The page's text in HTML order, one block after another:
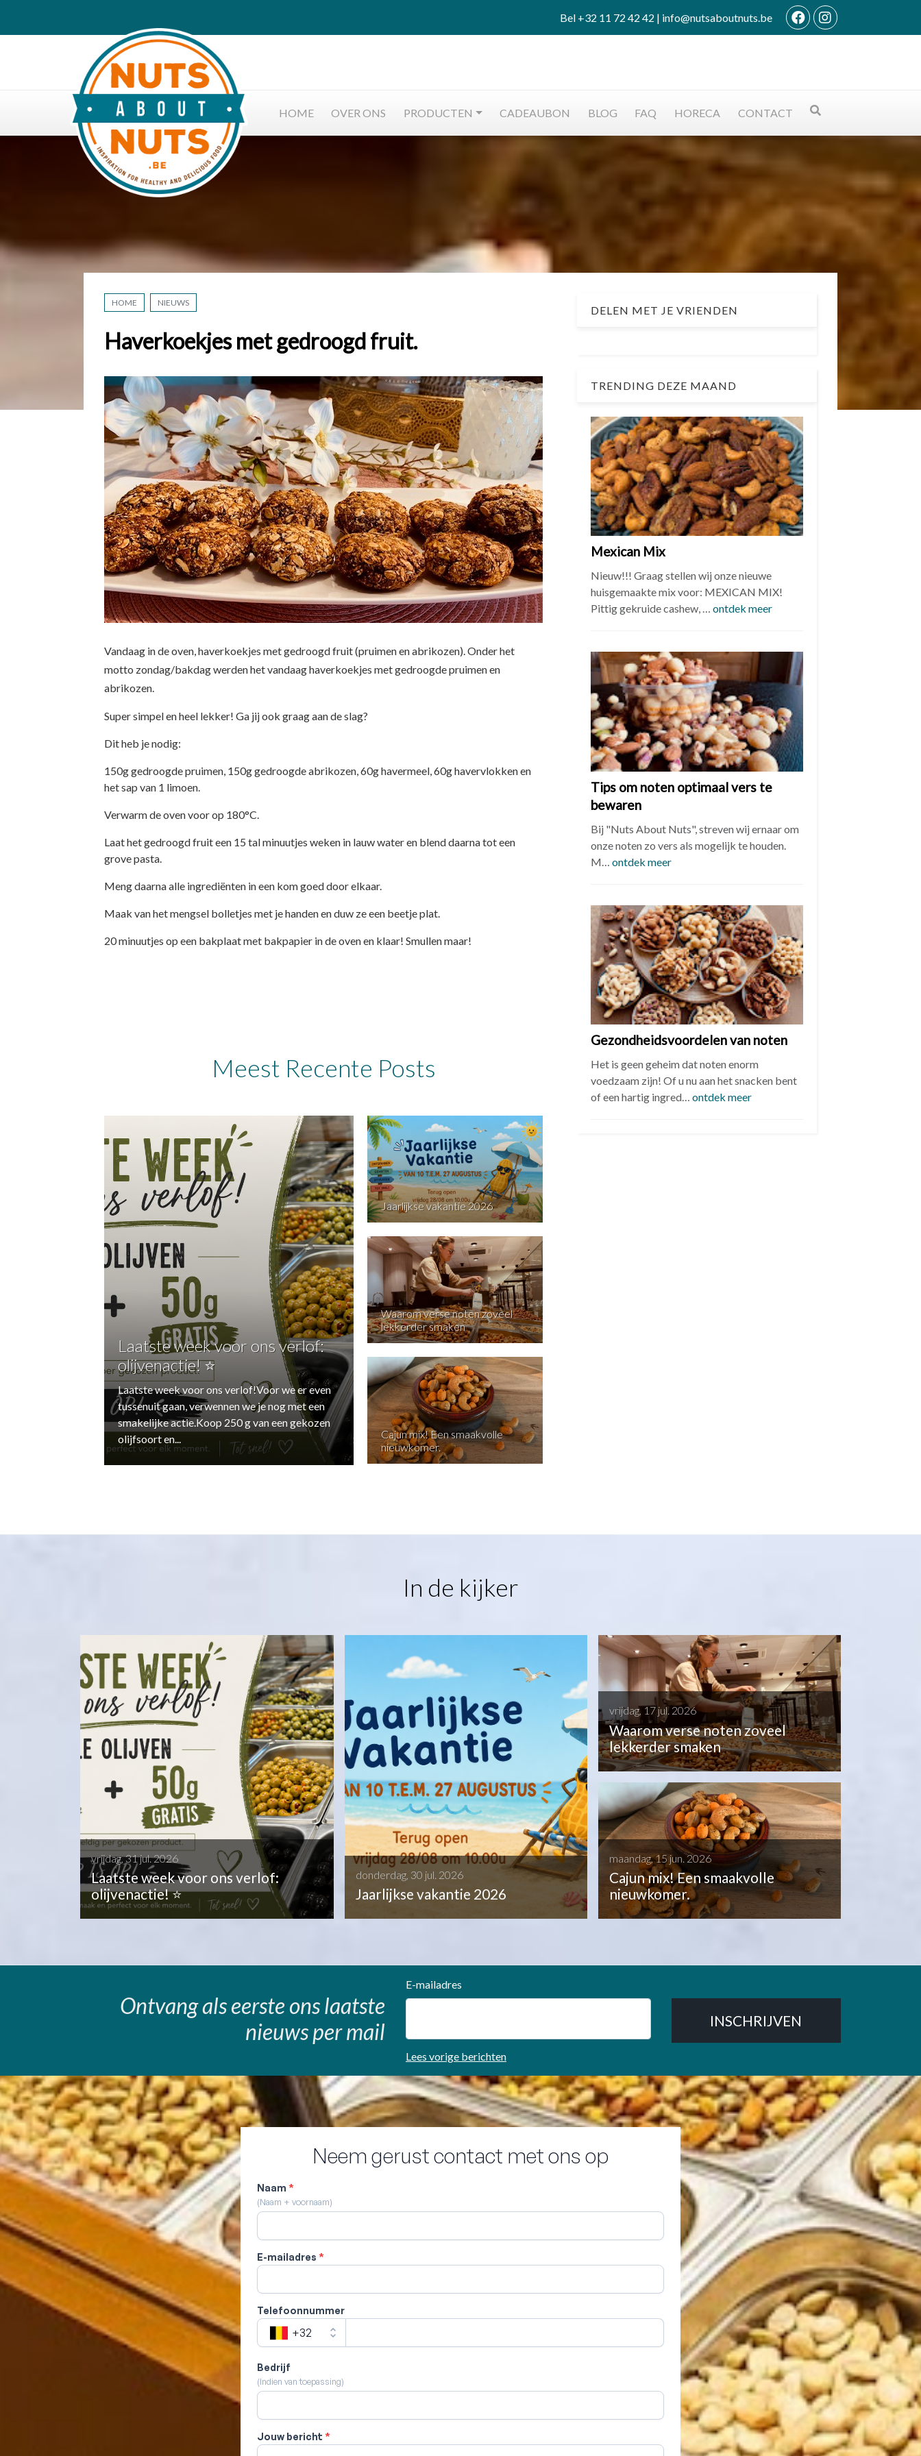
Bel +32 11 72 42 42 | info@nutsaboutnuts.be
HOME OVER ONS PRODUCTEN CADEAUBON BLOG FAQ HORECA CONTACT
HOME NIEUWS
Haverkoekjes met gedroogd fruit.
Vandaag in de oven, haverkoekjes met gedroogd fruit (pruimen en abrikozen). Onder het
motto zondag/bakdag werden het vandaag haverkoekjes met gedroogde pruimen en
abrikozen.
Super simpel en heel lekker! Ga jij ook graag aan de slag?
Dit heb je nodig:
150g gedroogde pruimen, 150g gedroogde abrikozen, 60g havermeel, 60g havervlokken en
het sap van 1 limoen.
Verwarm de oven voor op 180°C.
Laat het gedroogd fruit een 15 tal minuutjes weken in lauw water en blend daarna tot een
grove pasta.
Meng daarna alle ingrediënten in een kom goed door elkaar.
Maak van het mengsel bolletjes met je handen en duw ze een beetje plat.
20 minuutjes op een bakplaat met bakpapier in de oven en klaar! Smullen maar!
Meest Recente Posts
Laatste week voor ons verlof:
olijvenactie! ⭐
Laatste week voor ons verlof!Voor we er even
tussenuit gaan, verwennen we je nog met een
smakelijke actie.Koop 250 g van een gekozen
olijfsoort en...
Jaarlijkse vakantie 2026
Waarom verse noten zoveel
lekkerder smaken
Cajun mix! Een smaakvolle
nieuwkomer.
DELEN MET JE VRIENDEN
TRENDING DEZE MAAND
Mexican Mix
Nieuw!!! Graag stellen wij onze nieuwe
huisgemaakte mix voor: MEXICAN MIX!
Pittig gekruide cashew, … ontdek meer
Tips om noten optimaal vers te
bewaren
Bij "Nuts About Nuts", streven wij ernaar om
onze noten zo vers als mogelijk te houden.
M… ontdek meer
Gezondheidsvoordelen van noten
Het is geen geheim dat noten enorm
voedzaam zijn! Of u nu aan het snacken bent
of een hartig ingred… ontdek meer
In de kijker
vrijdag, 31 jul. 2026
Laatste week voor ons verlof:
olijvenactie! ⭐
donderdag, 30 jul. 2026
Jaarlijkse vakantie 2026
vrijdag, 17 jul. 2026
Waarom verse noten zoveel
lekkerder smaken
maandag, 15 jun. 2026
Cajun mix! Een smaakvolle
nieuwkomer.
Ontvang als eerste ons laatste
nieuws per mail
E-mailadres
Lees vorige berichten